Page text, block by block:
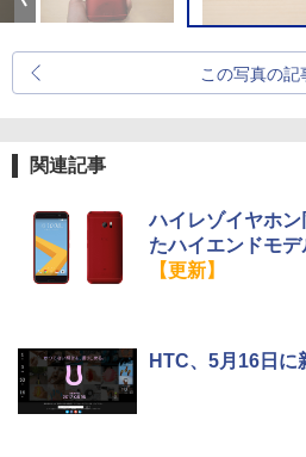
この写真の記
関連記事
ハイレゾイヤホ
たハイエンドモデ
【更新】
HTC、5月16日に